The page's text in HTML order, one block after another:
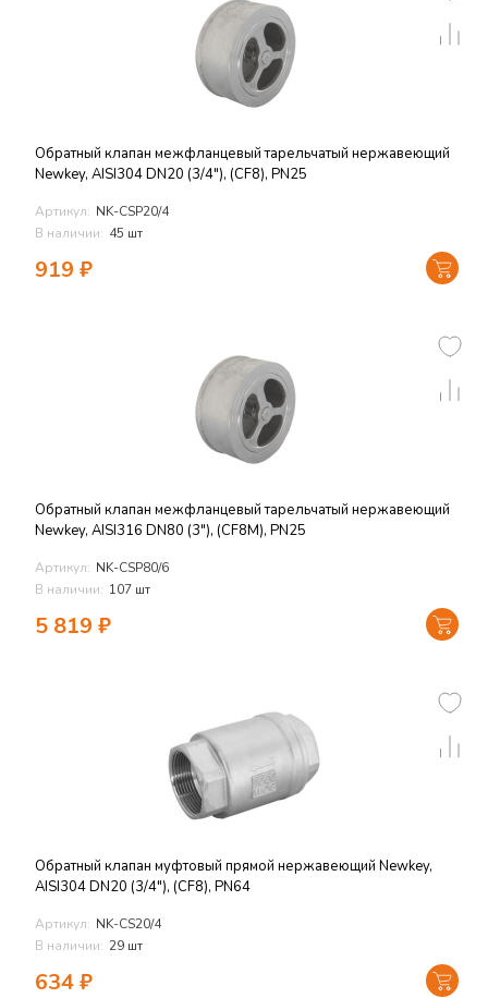
Обратный клапан межфланцевый тарельчатый нержавеющий
Newkey, AISI304 DN20 (3/4"), (CF8), PN25
Артикул: NK-CSP20/4
В наличии: 45 шт
919 ₽
Обратный клапан межфланцевый тарельчатый нержавеющий
Newkey, AISI316 DN80 (3"), (CF8M), PN25
Артикул: NK-CSP80/6
В наличии: 107 шт
5 819 ₽
Обратный клапан муфтовый прямой нержавеющий Newkey,
AISI304 DN20 (3/4"), (CF8), PN64
Артикул: NK-CS20/4
В наличии: 29 шт
634₽